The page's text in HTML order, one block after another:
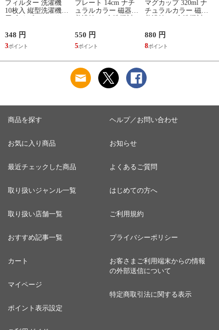
フィルター 洗濯機
10枚入 縦型洗濯機専
ミ取り 糸くず ゴミ
使い捨て 抗菌 洗濯
くず取り 排水口 ご
348 円
3
プレート 14cm ナチ
ュラルカラー 磁器
ケーキ皿 デザート皿
取り皿 小皿 日本製
デザートプレート ケ
しゃれ ） 【アッシ
ュ】
550 円
5
マグカップ 320ml ナ
チュラルカラー 磁器
マグ コップ カップ
コーヒー 紅茶 珈琲
カフェオレ ミルク
880 円
8
商品を探す
お気に入り商品
最近チェックした商品
取り扱いジャンル一覧
取り扱い店舗一覧
おすすめ記事一覧
カート
マイページ
ポイント表示設定
ヘルプ／お問い合わせ
お知らせ
よくあるご質問
はじめての方へ
ご利用規約
プライバシーポリシー
お客さまご利用端末からの情報
の外部送信について
特定商取引法に関する表示